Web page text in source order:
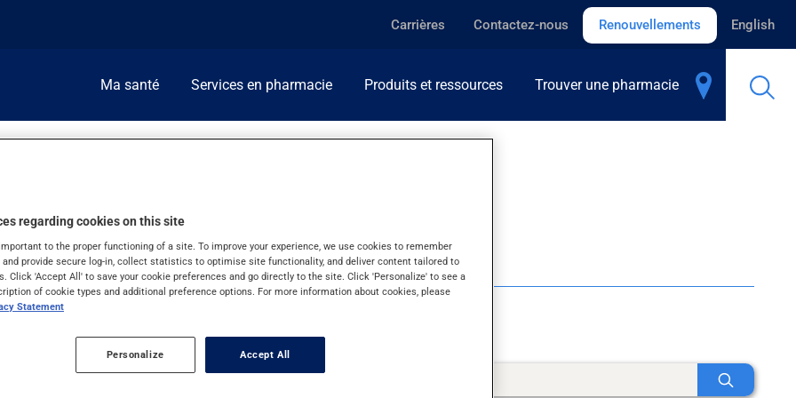
Carrières Contactez-nous Renouvellements English
Ma santé Services en pharmacie Produits et ressources Trouver une pharmacie
regarding cookies on this site
to the proper functioning of a site. To improve your experience, we use cookies to remember
provide secure log-in, collect statistics to optimise site functionality, and deliver content tailored to
Click 'Accept All' to save your cookie preferences and go directly to the site. Click 'Personalize' to see a
of cookie types and additional preference options. For more information about cookies, please
Statement
Personalize Accept All